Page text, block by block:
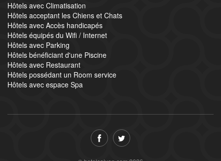
Hôtels avec Climatisation
Hôtels acceptant les Chiens et Chats
Hôtels avec Accès handicapés
Hôtels équipés du Wifi / Internet
Hôtels avec Parking
Hôtels bénéficiant d'une Piscine
Hôtels avec Restaurant
Hôtels possédant un Room service
Hôtels avec espace Spa